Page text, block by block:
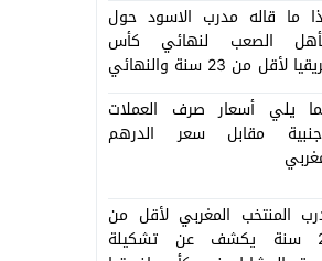
ما قاله مدرب الاسود حول
الصعب لنهائي كأس
إفريقيا لأقل من 23 سنة والنهائي
يلي أسعار صرف العملات
مقابل سعر الدرهم
المنتخب المغربي لأقل من
23 سنة يكشف عن تشكيلة